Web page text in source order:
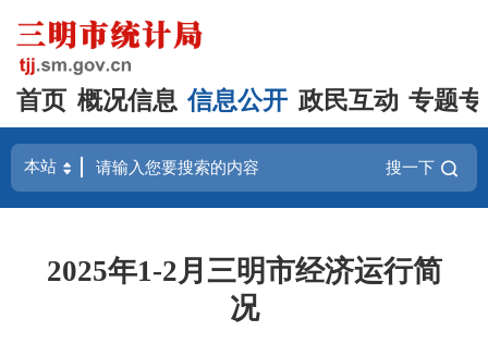
首页 概况信息 信息公开 政民互动 专题
搜一下
2025年1-2月三明市经济运行简
况